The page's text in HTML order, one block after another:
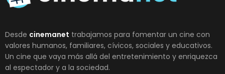
Desde cinemanet trabajamos para fomentar un cine con
valores humanos, familiares, cívicos, sociales y educativos.
Un cine que vaya más allá del entretenimiento y enriquezca
al espectador y a la sociedad.